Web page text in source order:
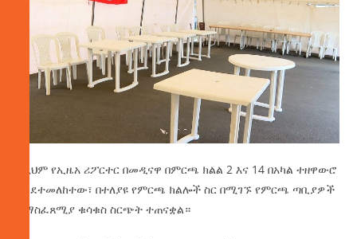
በዚህም የኢዜአ ሪፖርተር በመዲናዋ በምርጫ ክልል 2 እና 14 በአካል ተዘዋውሮ
እንደተመለከተው፣ በተለያዩ የምርጫ ክልሎች ስር በሚገኙ የምርጫ ጣቢያዎች
የማስፈጸሚያ ቁሳቁስ ስርጭት ተጠናቋል።